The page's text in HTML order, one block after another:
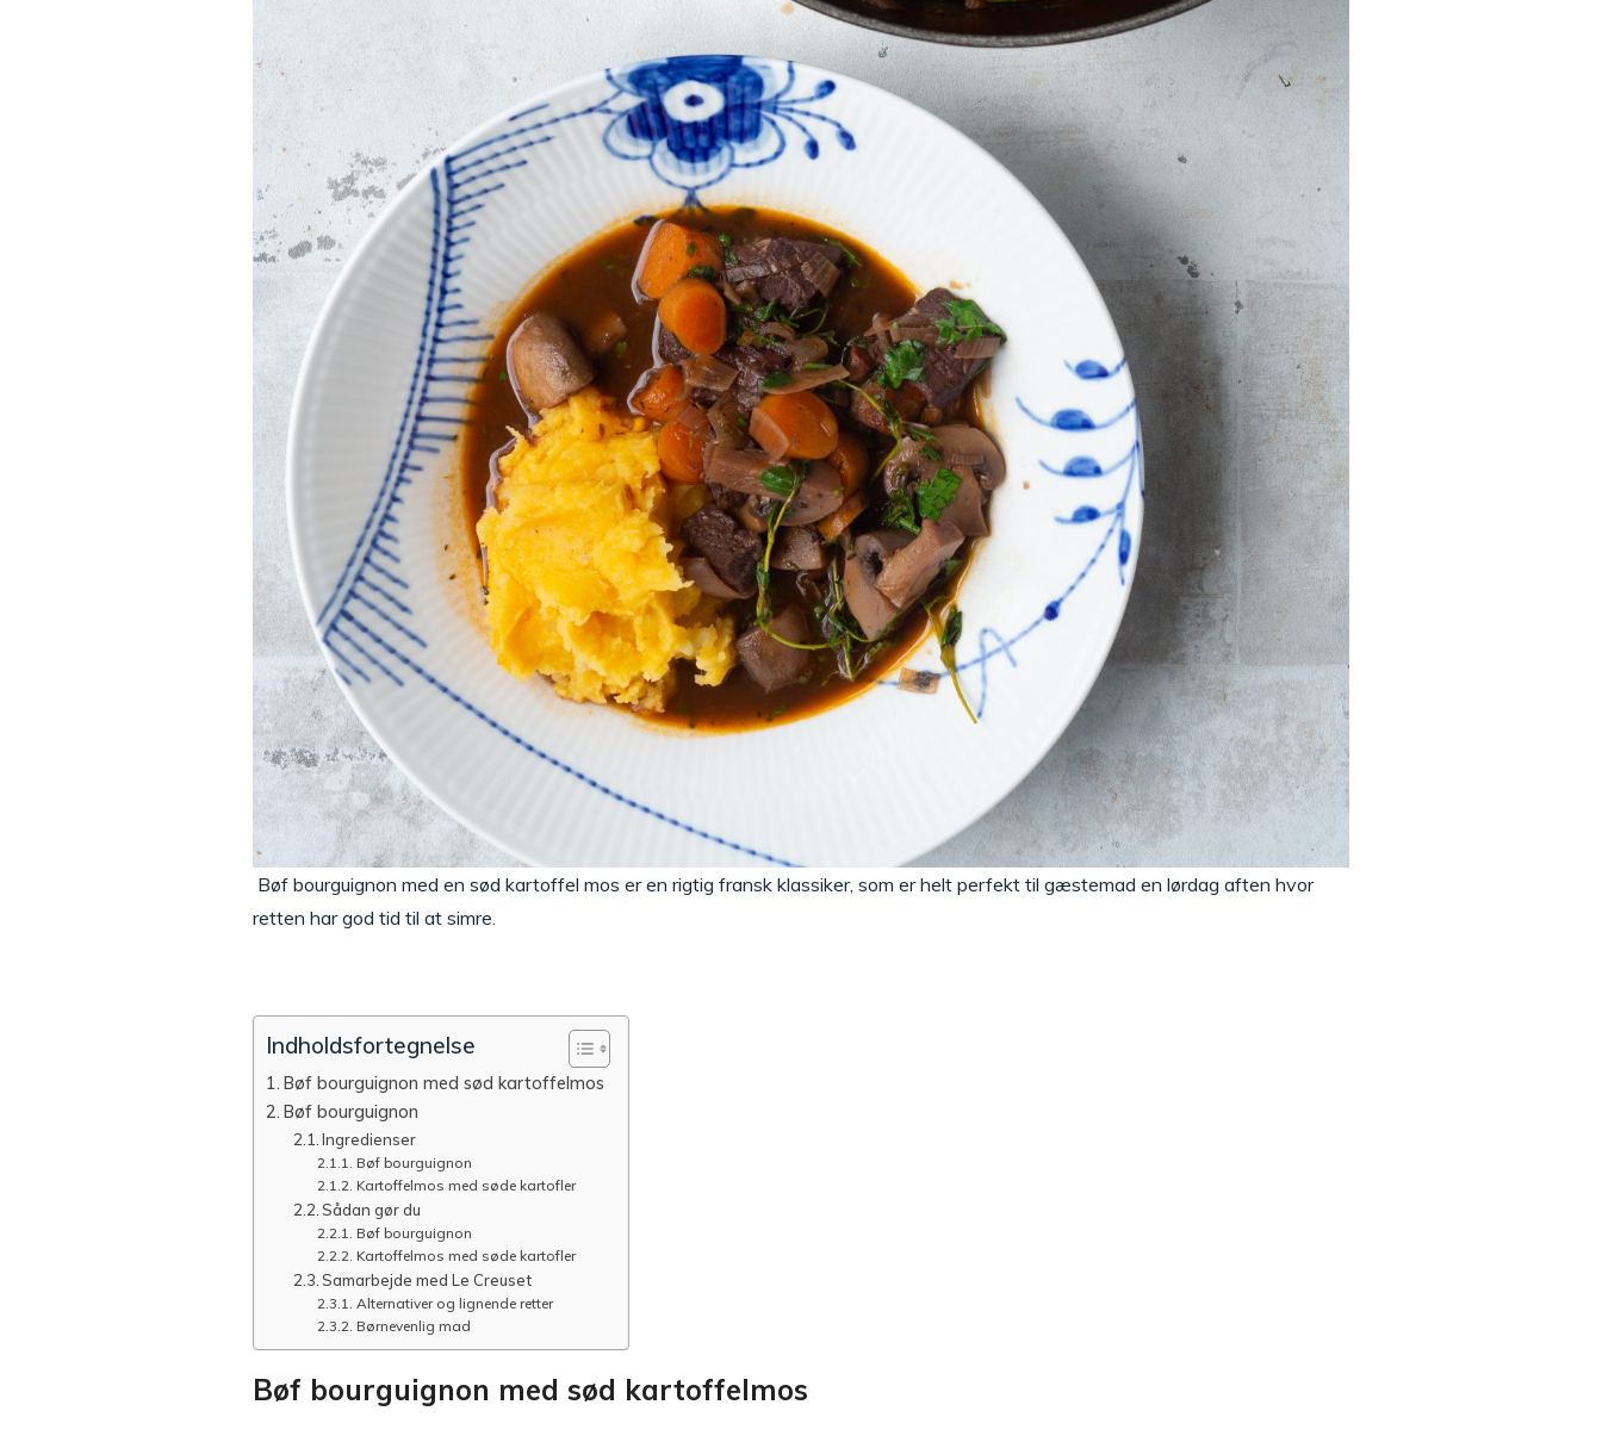
Bøf bourguignon med en sød kartoffel mos er en rigtig fransk klassiker, som er helt perfekt til gæstemad en lørdag aften hvor
retten har god tid til at simre.
Indholdsfortegnelse
Bøf bourguignon med sød kartoffelmos
Bøf bourguignon
Ingredienser
Bøf bourguignon
Kartoffelmos med søde kartofler
Sådan gør du
Bøf bourguignon
Kartoffelmos med søde kartofler
Samarbejde med Le Creuset
Alternativer og lignende retter
Børnevenlig mad
Bøf bourguignon med sød kartoffelmos